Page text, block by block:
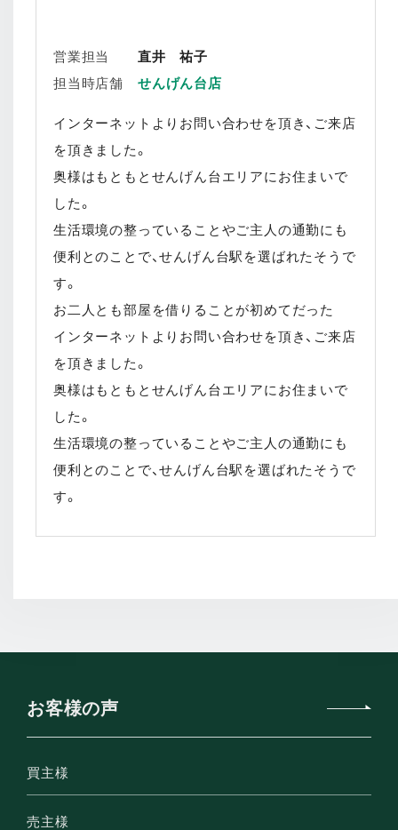
営業担当
直井 祐子
担当時店舗
せんげん台店
インターネットよりお問い合わせを頂き、ご来店
を頂きました。
奥様はもともとせんげん台エリアにお住まいで
した。
生活環境の整っていることやご主人の通勤にも
便利とのことで、せんげん台駅を選ばれたそうで
す。
お二人とも部屋を借りることが初めてだった
インターネットよりお問い合わせを頂き、ご来店
を頂きました。
奥様はもともとせんげん台エリアにお住まいで
した。
生活環境の整っていることやご主人の通勤にも
便利とのことで、せんげん台駅を選ばれたそうで
す。
お客様の声
買主様
売主様